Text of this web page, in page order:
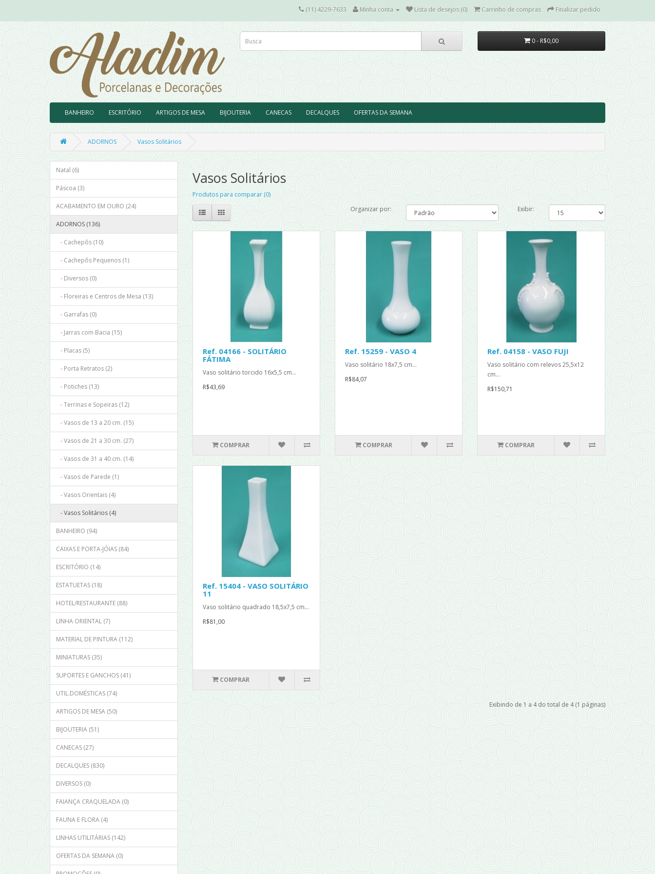
(11) 4229-7633 Minha conta Lista de desejos (0) Carrinho de compras Finalizar pedido
0 - R$0,00
BANHEIRO ESCRITÓRIO ARTIGOS DE MESA BIJOUTERIA CANECAS DECALQUES OFERTAS DA SEMANA
ADORNOS Vasos Solitários
Natal (6)
Páscoa (3)
ACABAMENTO EM OURO (24)
ADORNOS (136)
- Cachepôs (10)
- Cachepôs Pequenos (1)
- Diversos (0)
- Floreiras e Centros de Mesa (13)
- Garrafas (0)
- Jarras com Bacia (15)
- Placas (5)
- Porta Retratos (2)
- Potiches (13)
- Terrinas e Sopeiras (12)
- Vasos de 13 a 20 cm. (15)
- Vasos de 21 a 30 cm. (27)
- Vasos de 31 a 40 cm. (14)
- Vasos de Parede (1)
- Vasos Orientais (4)
- Vasos Solitários (4)
BANHEIRO (94)
CAIXAS E PORTA-JÓIAS (84)
ESCRITÓRIO (14)
ESTATUETAS (18)
HOTEL/RESTAURANTE (88)
LINHA ORIENTAL (7)
MATERIAL DE PINTURA (112)
MINIATURAS (35)
SUPORTES E GANCHOS (41)
UTIL.DOMÉSTICAS (74)
ARTIGOS DE MESA (50)
BIJOUTERIA (51)
CANECAS (27)
DECALQUES (830)
DIVERSOS (0)
FAIANÇA CRAQUELADA (0)
FAUNA E FLORA (4)
LINHAS UTILITÁRIAS (142)
OFERTAS DA SEMANA (0)
Vasos Solitários
Produtos para comparar (0)
Organizar por:
Exibir:
Ref. 04166 - SOLITÁRIO
FÁTIMA
Vaso solitário torcido 16x5,5 cm...
R$43,69
COMPRAR
Ref. 15259 - VASO 4
Vaso solitário 18x7,5 cm...
R$84,07
COMPRAR
Ref. 04158 - VASO FUJI
Vaso solitário com relevos 25,5x12
cm...
R$150,71
COMPRAR
Ref. 15404 - VASO SOLITÁRIO
11
Vaso solitário quadrado 18,5x7,5 cm...
R$81,00
COMPRAR
Exibindo de 1 a 4 do total de 4 (1 páginas)